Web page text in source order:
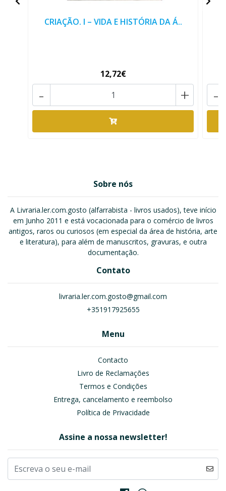
CRIAÇÃO. I – VIDA E HISTÓRIA DA Á..
12,72€
+
- -
Sobre nós
A Livraria.ler.com.gosto (alfarrabista - livros usados), teve início
em Junho 2011 e está vocacionada para o comércio de livros
antigos, raros ou curiosos (em especial da área de história, arte
e literatura), para além de manuscritos, gravuras, e outra
documentação.
Contato
livraria.ler.com.gosto@gmail.com
+351917925655
Menu
Contacto
Livro de Reclamações
Termos e Condições
Entrega, cancelamento e reembolso
Política de Privacidade
Assine a nossa newsletter!